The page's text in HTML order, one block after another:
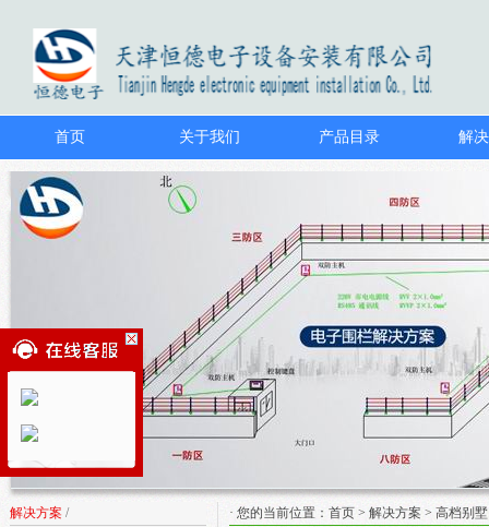
首页 关于我们 产品目录 解
解决方案 / · 您的当前位置： 首页 > 解决方案 > 高档别墅